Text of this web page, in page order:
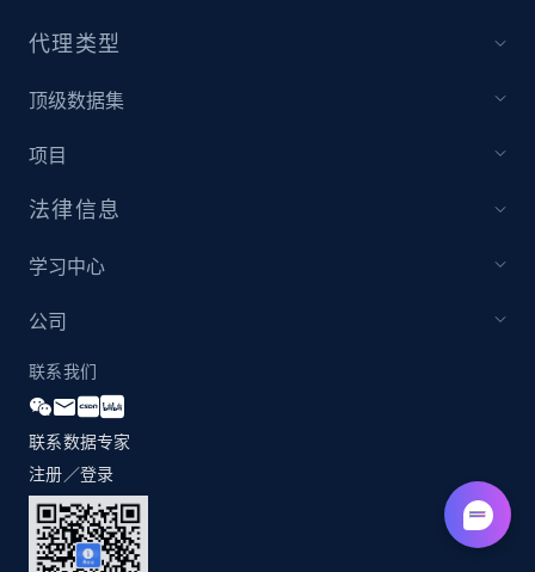
代理类型
顶级数据集
项目
法律信息
学习中心
公司
联系我们
联系数据专家
注册／登录